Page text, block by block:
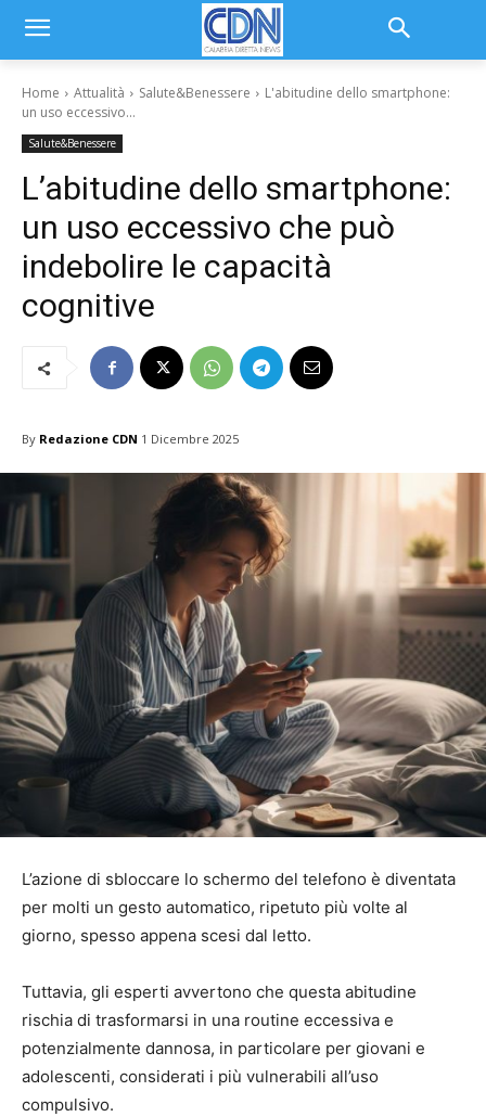
Home Attualità Salute&Benessere
L'abitudine dello smartphone:
un uso eccessivo...
Salute&Benessere
L’abitudine dello smartphone:
un uso eccessivo che può
indebolire le capacità
cognitive
By Redazione CDN 1 Dicembre 2025
L’azione di sbloccare lo schermo del telefono è diventata
per molti un gesto automatico, ripetuto più volte al
giorno, spesso appena scesi dal letto.
Tuttavia, gli esperti avvertono che questa abitudine
rischia di trasformarsi in una routine eccessiva e
potenzialmente dannosa, in particolare per giovani e
adolescenti, considerati i più vulnerabili all’uso
compulsivo.